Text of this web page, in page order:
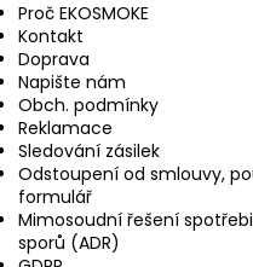
Proč EKOSMOKE
Kontakt
Doprava
Napište nám
Obch. podmínky
Reklamace
Sledování zásilek
Odstoupení od smlouvy,
formulář
Mimosoudní řešení
sporů (ADR)